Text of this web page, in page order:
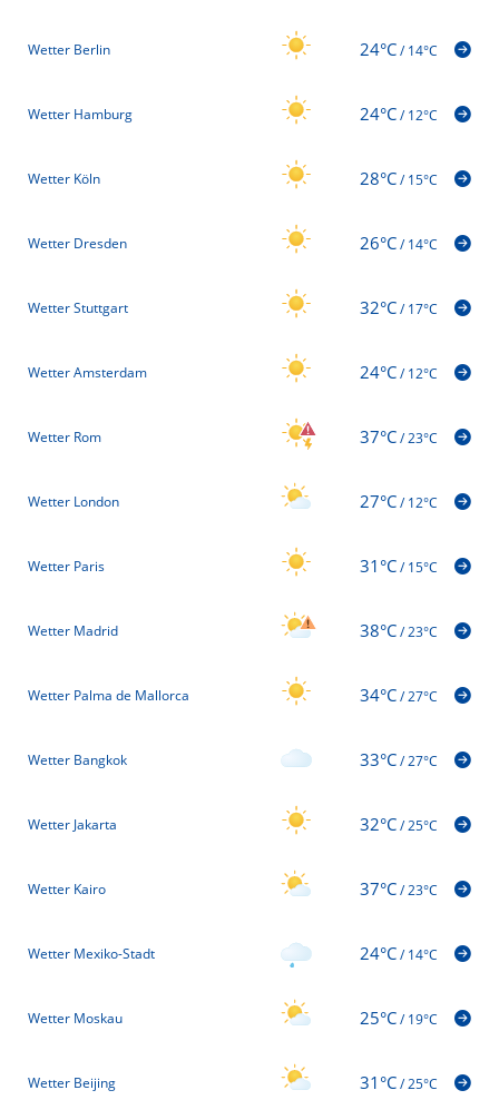
Wetter Berlin 24°C/14°C
Wetter Hamburg 24°C/12°C
Wetter Köln 28°C/15°C
Wetter Dresden 26°C/14°C
Wetter Stuttgart 32°C/17°C
Wetter Amsterdam 24°C/12°C
Wetter Rom 37°C/23°C
Wetter London 27°C/12°C
Wetter Paris 31°C/15°C
Wetter Madrid 38°C/23°C
Wetter Palma de Mallorca 34°C/27°C
Wetter Bangkok 33°C/27°C
Wetter Jakarta 32°C/25°C
Wetter Kairo 37°C/23°C
Wetter Mexiko-Stadt 24°C/14°C
Wetter Moskau 25°C/19°C
Wetter Beijing 31°C/25°C